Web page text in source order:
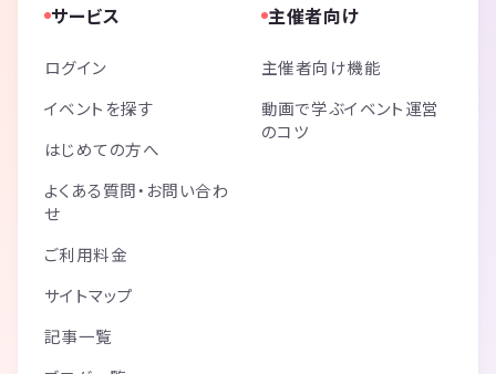
サービス
ログイン
イベントを探す
はじめての方へ
よくある質問・お問い合わ
せ
ご利用料金
サイトマップ
記事一覧
主催者向け
主催者向け機能
動画で学ぶイベント運営
のコツ